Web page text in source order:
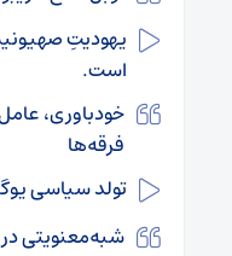
یهودیتِ
است.
خودباوری،
فرقه‌ها
تولد سیاسی
شبه‌معنویتی